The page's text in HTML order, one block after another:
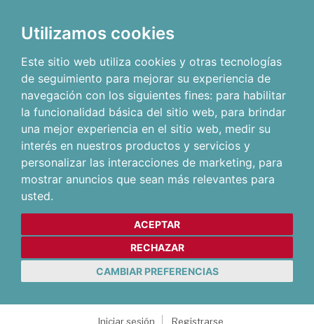
Utilizamos cookies
Este sitio web utiliza cookies y otras tecnologías
de seguimiento para mejorar su experiencia de
navegación con los siguientes fines: para habilitar
la funcionalidad básica del sitio web, para brindar
una mejor experiencia en el sitio web, medir su
interés en nuestros productos y servicios y
personalizar las interacciones de marketing, para
mostrar anuncios que sean más relevantes para
usted.
ACEPTAR
RECHAZAR
CAMBIAR PREFERENCIAS
Iniciar sesión
Registrarse